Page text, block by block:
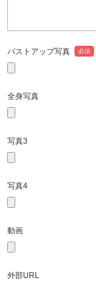
バストアップ写真 必須
全身写真
写真3
写真4
動画
外部URL